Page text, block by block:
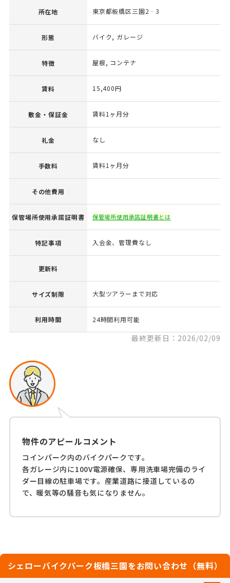
所在地 東京都板橋区三園2‐3
形態 バイク, ガレージ
特徴 屋根, コンテナ
賃料 15,400円
敷金・保証金 賃料1ヶ月分
礼金 なし
手数料 賃料1ヶ月分
その他費用
保管場所使用承諾証明書 保管場所使用承諾証明書とは
特記事項 入会金、管理費なし
更新料
サイズ制限 大型ツアラーまで対応
利用時間 24時間利用可能
最終更新日：2026/02/09
物件のアピールコメント
コインパーク内のバイクパークです。
各ガレージ内に100V電源確保、専用洗車場完備のライ
ダー目線の駐車場です。産業道路に接道しているの
で、暖気等の騒音も気になりません。
シェローバイクパーク板橋三園をお問い合わせ（無料）